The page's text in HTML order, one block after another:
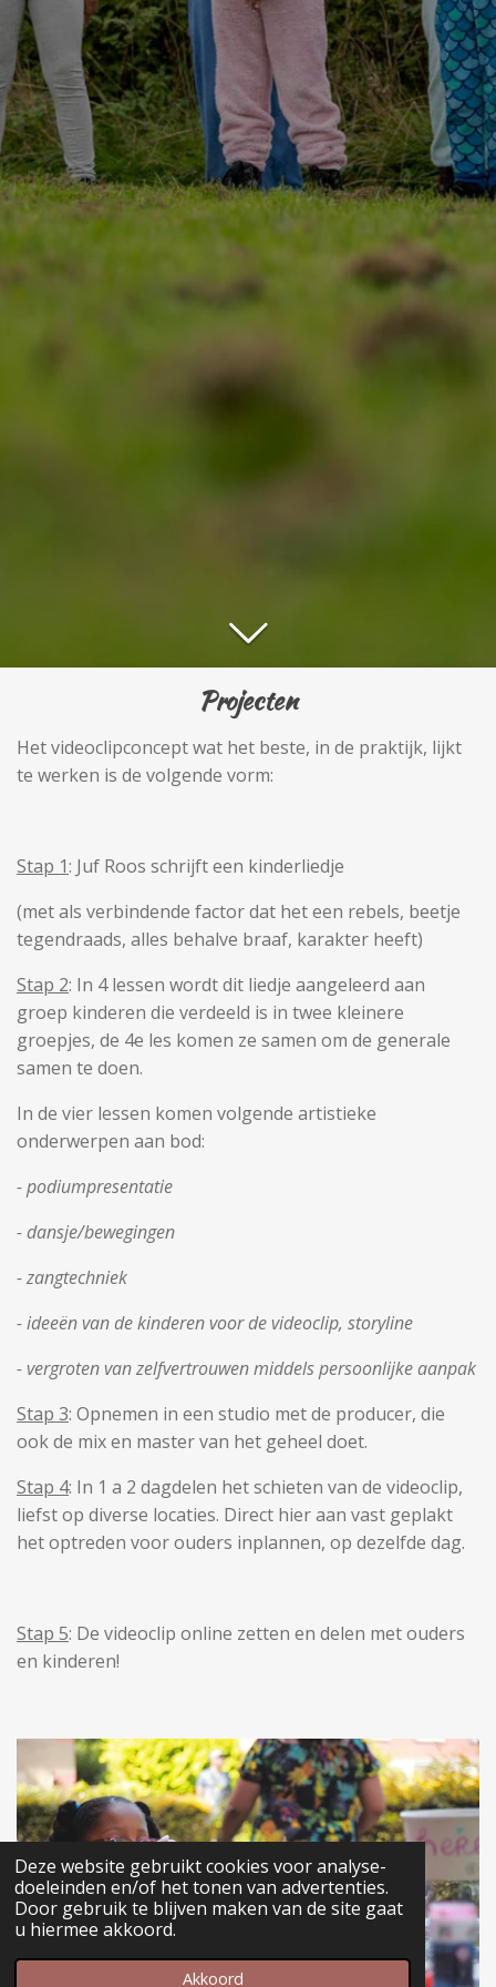
Deze website gebruikt cookies voor analyse-
doeleinden en/of het tonen van advertenties.
Door gebruik te blijven maken van de site gaat
u hiermee akkoord.
Akkoord
Projecten
Het videoclipconcept wat het beste, in de praktijk, lijkt
te werken is de volgende vorm:
Stap 1: Juf Roos schrijft een kinderliedje
(met als verbindende factor dat het een rebels, beetje
tegendraads, alles behalve braaf, karakter heeft)
Stap 2: In 4 lessen wordt dit liedje aangeleerd aan
groep kinderen die verdeeld is in twee kleinere
groepjes, de 4e les komen ze samen om de generale
samen te doen.
In de vier lessen komen volgende artistieke
onderwerpen aan bod:
- podiumpresentatie
- dansje/bewegingen
- zangtechniek
- ideeën van de kinderen voor de videoclip, storyline
- vergroten van zelfvertrouwen middels persoonlijke aanpak
Stap 3: Opnemen in een studio met de producer, die
ook de mix en master van het geheel doet.
Stap 4: In 1 a 2 dagdelen het schieten van de videoclip,
liefst op diverse locaties. Direct hier aan vast geplakt
het optreden voor ouders inplannen, op dezelfde dag.
Stap 5: De videoclip online zetten en delen met ouders
en kinderen!